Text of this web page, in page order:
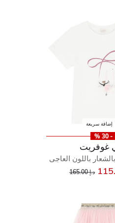
إضافة سريعة
- 30 %
غوفريت
باللون العاجى
سعر مخفض مند.إ 165.00 إلى